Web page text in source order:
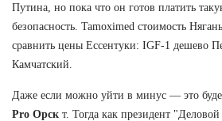
Путина, но пока что он готов платить
безопасность. Tamoximed стоимость
сравнить цены Ессентуки: IGF-1 дешево
Камчатский.
Даже если можно уйти в минус — это
Pro Орск т. Тогда как президент